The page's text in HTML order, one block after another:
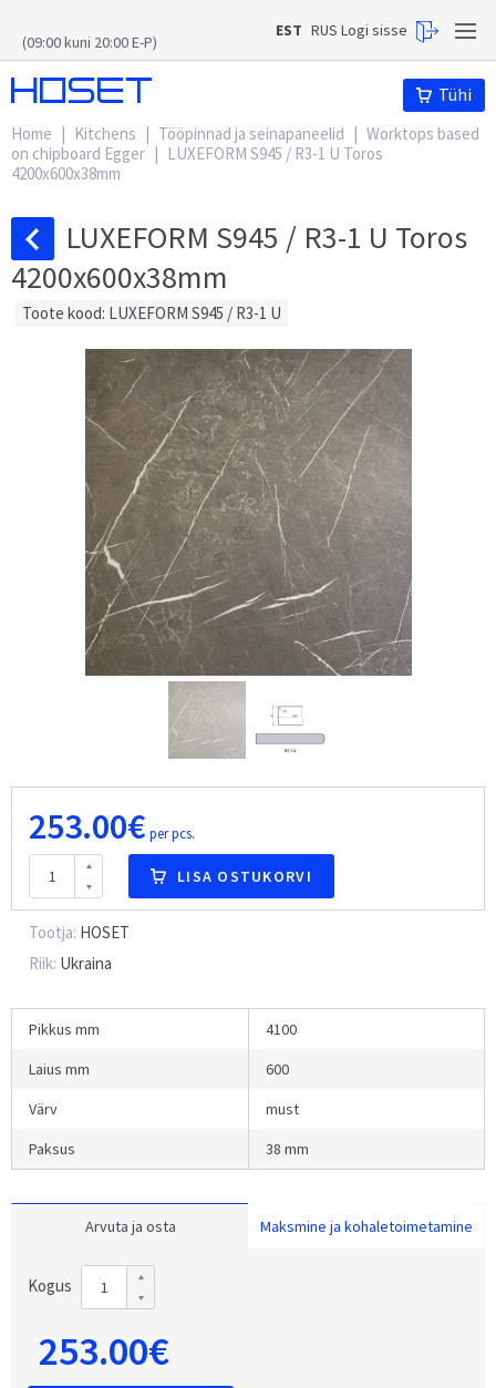
(09:00 kuni 20:00 E-P)
EST RUS Logi sisse
Tühi
Home | Kitchens | Tööpinnad ja seinapaneelid | Worktops based
on chipboard Egger | LUXEFORM S945 / R3-1 U Toros
4200x600x38mm
LUXEFORM S945 / R3-1 U Toros
4200x600x38mm
Toote kood: LUXEFORM S945 / R3-1 U
253.00€ per pcs.
LISA OSTUKORVI
Tootja: HOSET
Riik: Ukraina
Pikkus mm
4100
Laius mm
600
Värv
must
Paksus
38 mm
Arvuta ja osta Maksmine ja kohaletoimetamine
Kogus
253.00€